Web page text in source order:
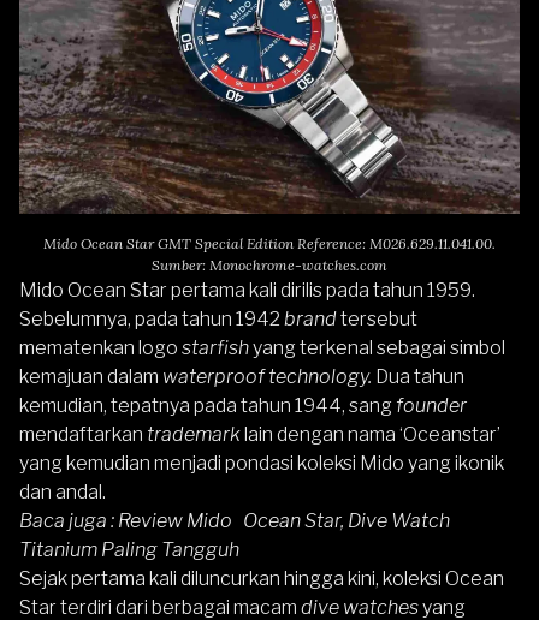
Mido Ocean Star GMT Special Edition Reference: M026.629.11.041.00.
Sumber: Monochrome-watches.com
Mido Ocean Star pertama kali dirilis pada tahun 1959.
Sebelumnya, pada tahun 1942 brandtersebut
mematenkan logo starfishyang terkenal sebagai simbol
kemajuan dalam waterproof technology. Dua tahun
kemudian, tepatnya pada tahun 1944, sang founder
mendaftarkan trademarklain dengan nama ‘Oceanstar’
yang kemudian menjadi pondasi koleksi Mido yang ikonik
dan andal.
Baca juga : Review Mido Ocean Star, Dive Watch
Titanium Paling Tangguh
Sejak pertama kali diluncurkan hingga kini, koleksi Ocean
Star terdiri dari berbagai macam dive watchesyang